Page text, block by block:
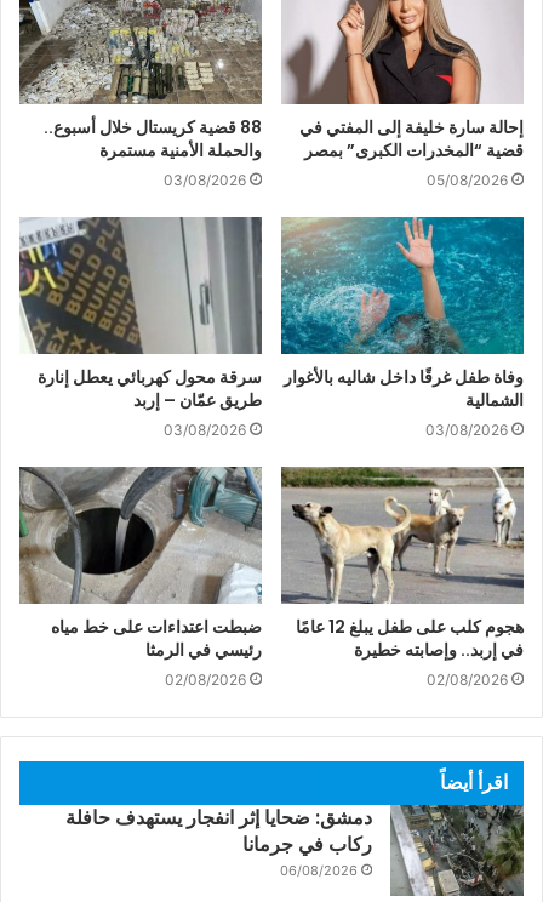
إحالة سارة خليفة إلى المفتي في
قضية “المخدرات الكبرى” بمصر
05/08/2026
88 قضية كريستال خلال أسبوع..
والحملة الأمنية مستمرة
03/08/2026
وفاة طفل غرقًا داخل شاليه بالأغوار
الشمالية
03/08/2026
سرقة محول كهربائي يعطل إنارة
طريق عمّان – إربد
03/08/2026
هجوم كلب على طفل يبلغ 12 عامًا
في إربد.. وإصابته خطيرة
02/08/2026
ضبطت اعتداءات على خط مياه
رئيسي في الرمثا
02/08/2026
اقرأ أيضاً
دمشق: ضحايا إثر انفجار يستهدف حافلة
ركاب في جرمانا
06/08/2026